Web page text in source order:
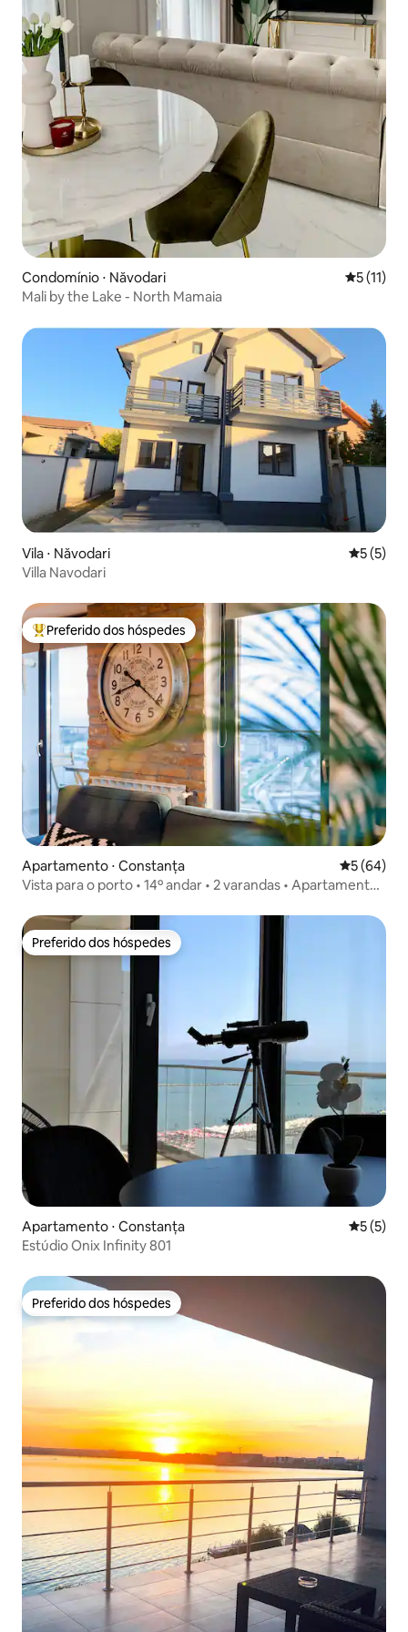
Condomínio ⋅ Năvodari 5 de uma
5 (11)
Mali by the Lake - North Mamaia
Vila ⋅ Năvodari 5 de
5 (5)
Villa Navodari
Entre os melhores preferidos dos hóspedes
Preferido dos hóspedes
Apartamento ⋅ Constanța 5 de uma
5 (64)
Vista para o porto • 14º andar • 2 varandas • Apartamento
Preferido dos hóspedes
Preferido dos hóspedes
Apartamento ⋅ Constanța 5 de
5 (5)
Estúdio Onix Infinity 801
Preferido dos hóspedes
Preferido dos hóspedes